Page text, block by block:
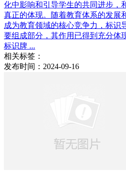
化中影响和引导学生的共同进步，
真正的体现。随着教育体系的发展
成为教育领域的核心竞争力，标识
要组成部分，其作用已得到充分体
标识牌 ...
相关标签：
发布时间：2024-09-16